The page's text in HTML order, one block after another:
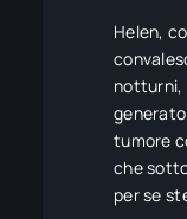
Helen,
notturni,
tumore
che
per se